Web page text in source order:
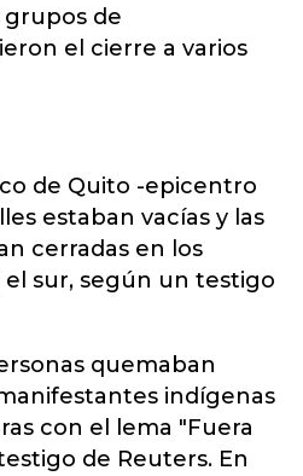
de
el cierre a varios
de Quito -epicentro
estaban vacías y las
cerradas en los
sur, según un testigo
quemaban
indígenas
con el lema "Fuera
de Reuters. En